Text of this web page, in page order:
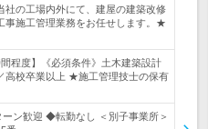
社の工場内外にて、建屋の建築改修
事施工管理業務をお任せします。★
程度】《必須条件》土木建築設計
高校卒業以上 ★施工管理技士の保有
ン歓迎 ◆転勤なし ＜別子事業所＞